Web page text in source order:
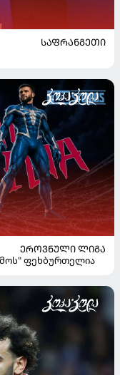
ᲡᲐᲤᲠᲐᲜᲒᲔᲗᲘ
ᲔᲠᲝᲕᲜᲣᲚᲘ ᲚᲘᲒᲐ
ფეხბურთელია